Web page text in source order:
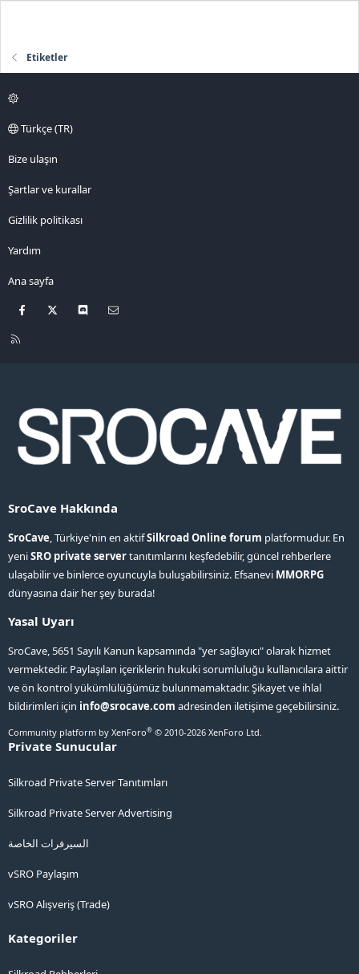
Etiketler
Türkçe (TR)
Bize ulaşın
Şartlar ve kurallar
Gizlilik politikası
Yardım
Ana sayfa
Facebook Discord
R
SroCave Hakkında
SroCave, Türkiye'nin en aktifSilkroad Online forum platformudur. En
yeniSRO private servertanıtımlarını keşfedebilir, güncel rehberlere
ulaşabilir ve binlerce oyuncuyla buluşabilirsiniz. Efsanevi MMORPG
dünyasına dair her şey burada!
Yasal Uyarı
SroCave, 5651 Sayılı Kanun kapsamında "yer sağlayıcı" olarak hizmet
vermektedir. Paylaşılan içeriklerin hukuki sorumluluğu kullanıcılara aittir
ve ön kontrol yükümlülüğümüz bulunmamaktadır. Şikayet ve ihlal
bildirimleri için info@srocave.com adresinden iletişime geçebilirsiniz.
Community platform by XenForo® © 2010-2026 XenForo Ltd.
Private Sunucular
Silkroad Private Server Tanıtımları
Silkroad Private Server Advertising
السيرفرات الخاصة
vSRO Paylaşım
vSRO Alışveriş (Trade)
Kategoriler